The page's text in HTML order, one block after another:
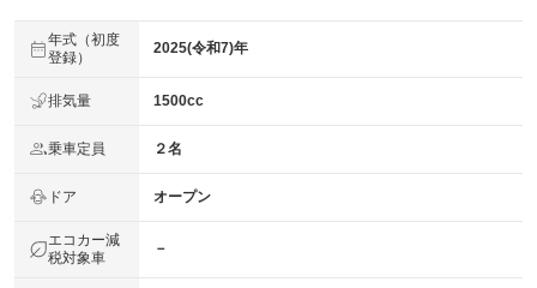
年式（初度
登録）
2025(令和7)年
排気量 1500cc
乗車定員 ２名
ドア オープン
エコカー減
税対象車
－